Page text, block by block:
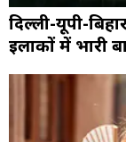
दिल्ली-यूपी-
इलाकों में भारी